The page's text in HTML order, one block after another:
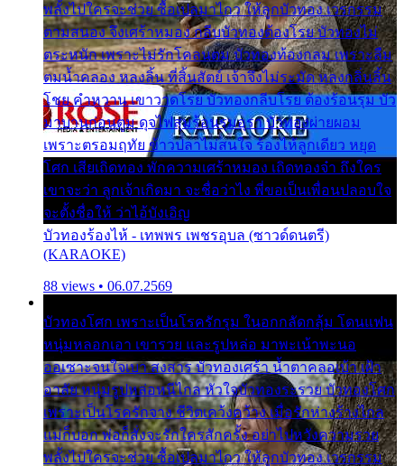
พลั้งไปใครจะช่วย ซื้อเปลมาไกว ให้ลูกบัวทอง เวรกรรม
ตามสนอง จึงเศร้าหมอง กลีบบัวทองต้องโรย บัวทองไม่
ตระหนัก เพราะไม่รักโคลนตม บัวทองท้องกลม เพราะลืม
ตมน้ำคลอง หลงลิ้น ที่สิ้นสัตย์ เจ้าจึงไม่ระมัด หลงกลิ่นลิ้น
โชย คำหวาน เขาวาดโรย บัวทองกลีบโรย ต้องร้อนรุม บัว
มาบานก่อนตูม ดุจไฟสุมร้อนรุมอุรา บัวทองผ่ายผอม
เพราะตรอมฤทัย ข้าวปลาไม่สนใจ ร้องไห้ลูกเดียว หยุด
โศก เสียเถิดทอง พักความเศร้าหมอง เถิดทองจ๋า ถึงใคร
เขาจะว่า ลูกเจ้าเกิดมา จะชื่อว่าไง พี่ขอเป็นเพื่อนปลอบใจ
จะตั้งชื่อให้ ว่าไอ้บังเอิญ
บัวทองร้องไห้ - เทพพร เพชรอุบล (ซาวด์ดนตรี)
(KARAOKE)
88 views • 06.07.2569
บัวทองโศก เพราะเป็นโรครักรุม ในอกกลัดกลุ้ม โดนแฟน
หนุ่มหลอกเอา เขารวย และรูปหล่อ มาพะเน้าพะนอ
ออเซาะจนใจเบา สงสาร บัวทองเศร้า น้ำตาคลอเบ้า เฝ้า
อาลัย หนุ่มรูปหล่อหนีไกล หัวใจบัวทองระรวย บัวทองโศก
เพราะเป็นโรครักจาง ชีวิตเคว้งคว้าง เมื่อรักห่างร้างไกล
แม่ก็บอก พ่อก็สั่งจะรักใครสักครั้ง อย่าไปหวังความรวย
พลั้งไปใครจะช่วย ซื้อเปลมาไกว ให้ลูกบัวทอง เวรกรรม